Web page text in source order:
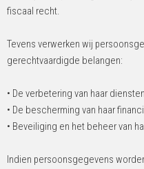
fiscaal recht.
Tevens verwerken wij
gerechtvaardigde belangen:
• De verbetering van haar
• De bescherming van haar
• Beveiliging en het beheer van
Indien persoonsgegevens